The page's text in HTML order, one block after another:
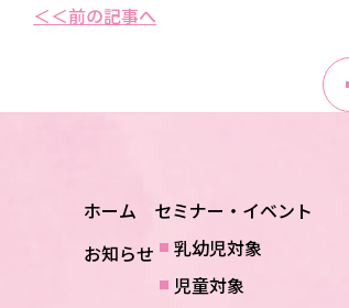
＜＜前の記事へ
ホーム
お知らせ
セミナー・イベント
乳幼児対象
児童対象